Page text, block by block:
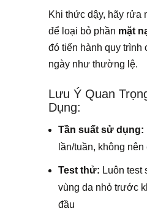
Khi thức dậy, hãy rửa
để loại bỏ phần mặt
đó tiến hành quy trình
ngày như thường lệ.
Lưu Ý Quan
Dụng:
Tần suất sử dụng:
lần/tuần, không
Test thử: Luôn test
vùng da nhỏ trước
đầu